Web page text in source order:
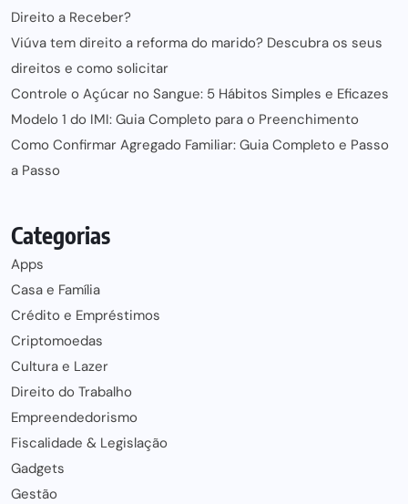
Direito a Receber?
Viúva tem direito a reforma do marido? Descubra os seus
direitos e como solicitar
Controle o Açúcar no Sangue: 5 Hábitos Simples e Eficazes
Modelo 1 do IMI: Guia Completo para o Preenchimento
Como Confirmar Agregado Familiar: Guia Completo e Passo
a Passo
Categorias
Apps
Casa e Família
Crédito e Empréstimos
Criptomoedas
Cultura e Lazer
Direito do Trabalho
Empreendedorismo
Fiscalidade & Legislação
Gadgets
Gestão